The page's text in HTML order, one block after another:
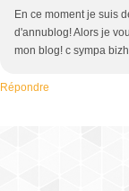
En ce moment je suis
d'annublog! Alors je
mon blog! c sympa
Répondre